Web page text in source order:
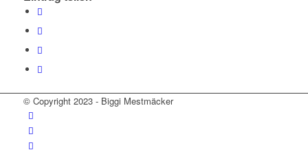
© Copyright 2023 - Biggi Mestmäcker